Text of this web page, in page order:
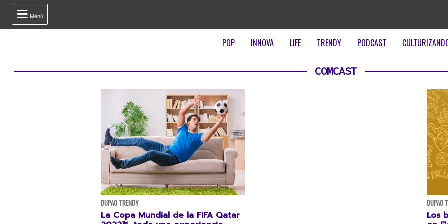
 Menú
POP INNOVA LIFE TRENDY PODCAST
COMCAST
DUPAO TRENDY
La Copa Mundial de la FIFA Qatar
DUPAO
Los